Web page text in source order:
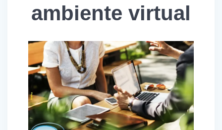
ambiente virtual